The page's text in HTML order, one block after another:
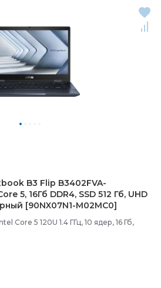
B3 Flip B3402FVA-
5, 16Гб DDR4, SSD 512 Гб, UHD
[90NX07N1-M02MC0]
Core 5 120U 1.4 ГГц, 10 ядер, 16 Гб,